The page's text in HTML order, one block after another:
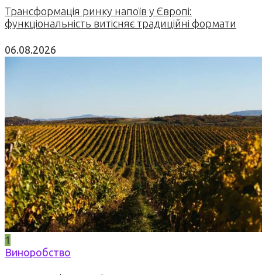
Трансформація ринку напоїв у Європі:
функціональність витісняє традиційні формати
06.08.2026
1
Виноробство